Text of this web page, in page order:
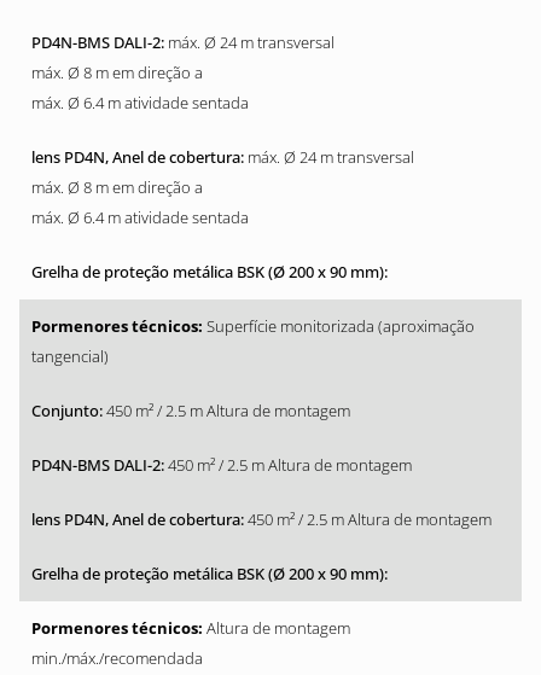
máx. Ø 24 m transversal
máx. Ø 8 m em direção a
máx. Ø 6.4 m atividade sentada
máx. Ø 24 m transversal
máx. Ø 8 m em direção a
máx. Ø 6.4 m atividade sentada
Superfície monitorizada (aproximação
tangencial)
450 m² / 2.5 m Altura de montagem
450 m² / 2.5 m Altura de montagem
450 m² / 2.5 m Altura de montagem
Altura de montagem
min./máx./recomendada